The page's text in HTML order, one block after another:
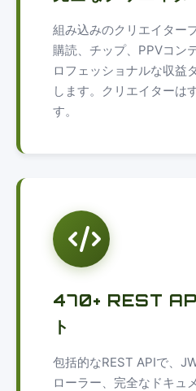
組み込みのクリエイター
購読、チップ、PPVコン
ロフェッショナルな収益
します。クリエイターは
す。
470+ REST API
ト
包括的なREST APIで、
ローラー、完全なドキュ